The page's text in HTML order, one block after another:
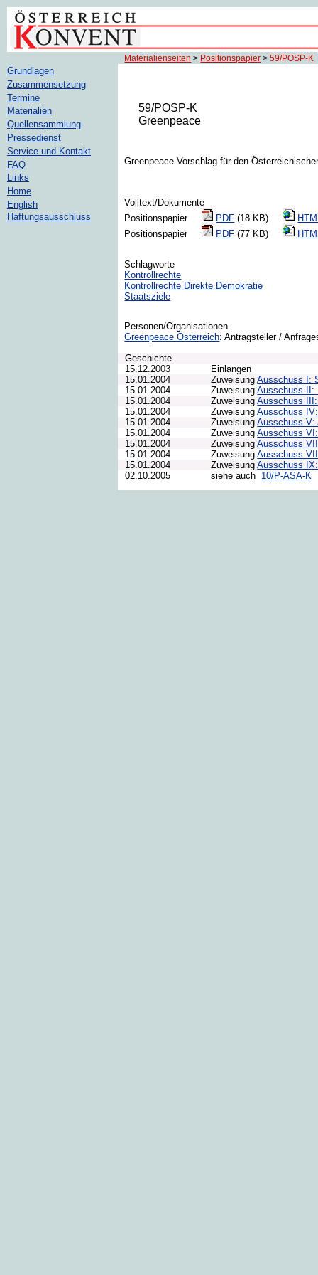
Materialienseiten > Positionspapier >59/POSP-K
59/POSP-K
Greenpeace
Greenpeace-Vorschlag für den
Volltext/Dokumente
Positionspapier
PDF (18 KB)
Positionspapier
PDF (77 KB)
Schlagworte
Kontrollrechte
Kontrollrechte Direkte Demokratie
Staatsziele
Personen/Organisationen
Greenpeace Österreich: Antragsteller /
Geschichte
15.12.2003
Einlangen
15.01.2004
ZuweisungAusschuss I:
15.01.2004
ZuweisungAusschuss II:
15.01.2004
ZuweisungAusschuss
15.01.2004
ZuweisungAusschuss
15.01.2004
ZuweisungAusschuss V:
15.01.2004
ZuweisungAusschuss
15.01.2004
ZuweisungAusschuss
15.01.2004
ZuweisungAusschuss
15.01.2004
ZuweisungAusschuss
02.10.2005
siehe auch 10/P-ASA-K
Grundlagen
Zusammensetzung
Termine
Materialien
Quellensammlung
Pressedienst
Service und Kontakt
FAQ
Links
Home
English
Haftungsausschluss